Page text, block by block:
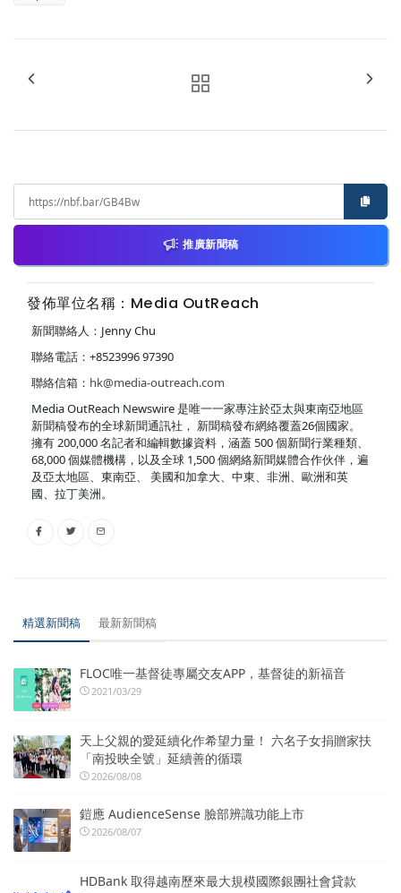
推廣新聞稿
發佈單位名稱：Media OutReach
新聞聯絡人：Jenny Chu
聯絡電話：+8523996 97390
聯絡信箱： hk@media-outreach.com
Media OutReach Newswire 是唯一一家專注於亞太與東南亞地區
新聞稿發布的全球新聞通訊社， 新聞稿發布網絡覆蓋26個國家。
擁有 200,000 名記者和編輯數據資料，涵蓋 500 個新聞行業種類、
68,000 個媒體機構，以及全球 1,500 個網絡新聞媒體合作伙伴，遍
及亞太地區、東南亞、 美國和加拿大、中東、非洲、歐洲和英
國、拉丁美洲。
精選新聞稿 最新新聞稿
FLOC唯一基督徒專屬交友APP，基督徒的新福音
2021/03/29
天上父親的愛延續化作希望力量！ 六名子女捐贈家扶
「南投映全號」延續善的循環
2026/08/08
鎧應 AudienceSense 臉部辨識功能上市
2026/08/07
HDBank 取得越南歷來最大規模國際銀團社會貸款